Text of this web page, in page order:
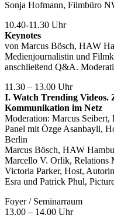
Sonja Hofmann, Filmbüro
10.40-11.30 Uhr
Keynotes
von Marcus Bösch, HAW
Medienjournalistin und
anschließend Q&A.
11.30 – 13.00 Uhr
I. Watch Trending
Kommunikation im Netz
Moderation: Marcus Seibert,
Panel mit Özge Asanbayli,
Berlin
Marcus Bösch, HAW
Marcello V. Orlik, Relations
Victoria Parker, Host,
Esra und Patrick Phul,
Foyer / Seminarraum
13.00 – 14.00 Uhr